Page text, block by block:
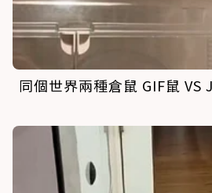
同個世界兩種倉鼠 GIF鼠 VS